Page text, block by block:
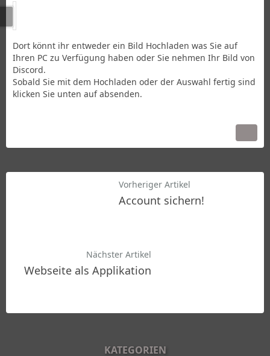
Dort könnt ihr entweder ein Bild Hochladen was Sie auf
Ihren PC zu Verfügung haben oder Sie nehmen Ihr Bild von
Discord.
Sobald Sie mit dem Hochladen oder der Auswahl fertig sind
klicken Sie unten auf absenden.
Vorheriger Artikel
Account sichern!
Nächster Artikel
Webseite als Applikation
KATEGORIEN